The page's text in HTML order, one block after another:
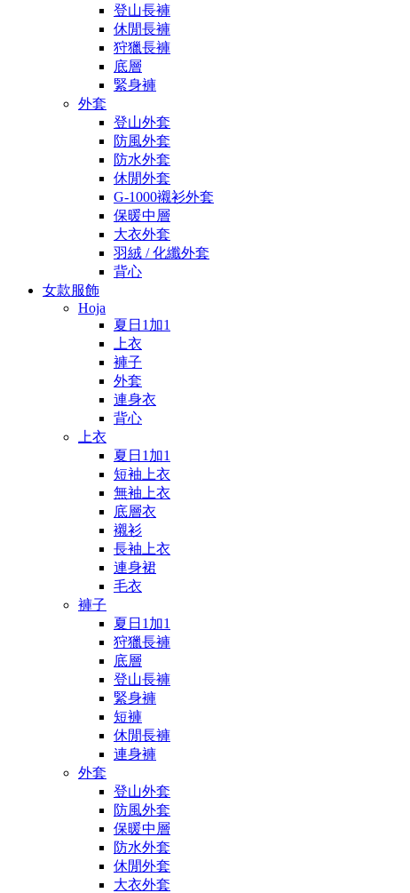
登山長褲
休閒長褲
狩獵長褲
底層
緊身褲
外套
登山外套
防風外套
防水外套
休閒外套
G-1000襯衫外套
保暖中層
大衣外套
羽絨 / 化纖外套
背心
女款服飾
Hoja
夏日1加1
上衣
褲子
外套
連身衣
背心
上衣
夏日1加1
短袖上衣
無袖上衣
底層衣
襯衫
長袖上衣
連身裙
毛衣
褲子
夏日1加1
狩獵長褲
底層
登山長褲
緊身褲
短褲
休閒長褲
連身褲
外套
登山外套
防風外套
保暖中層
防水外套
休閒外套
大衣外套